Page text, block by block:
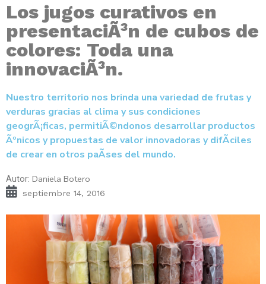
Los jugos curativos en
presentaciÃ³n de cubos de
colores: Toda una
innovaciÃ³n.
Nuestro territorio nos brinda una variedad de frutas y
verduras gracias al clima y sus condiciones
geogrÃ¡ficas, permitiÃ©ndonos desarrollar productos
Ãºnicos y propuestas de valor innovadoras y difÃ­ciles
de crear en otros paÃ­ses del mundo.
Autor: Daniela Botero
septiembre 14, 2016